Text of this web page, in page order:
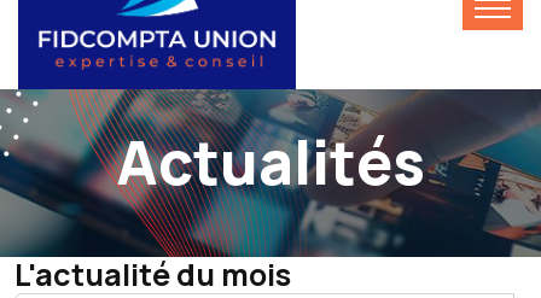
Actualités
L'actualité du mois